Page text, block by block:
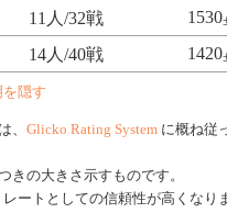
11人/32戦 1530
14人/40戦 1420
隠す
、Glicko Rating System に概ね従
きの大きさ示すものです。
ートとしての信頼性が高くなり